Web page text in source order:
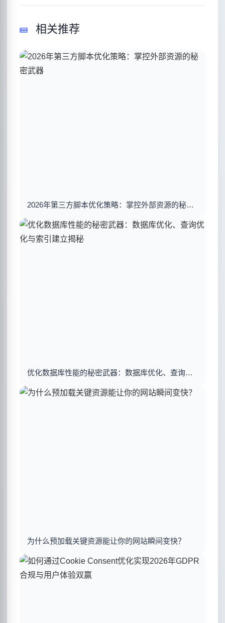
相关推荐
2026年第三方脚本优化策略：掌控外部资源的秘密武器
优化数据库性能的秘密武器：数据库优化、查询优化与索引建立揭秘
为什么预加载关键资源能让你的网站瞬间变快？